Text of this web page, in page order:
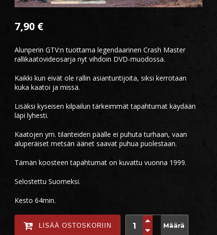
7,90 €
Alunperin GTV:n tuottama legendaarinen Crash Master
rallikaatovideosarja nyt vihdoin DVD-muodossa.
Kaikki kun eivät ole rallin asiantuntijoita, siksi kerrotaan
kuka kaatoi ja missä.
Lisäksi kyseisen kilpailun tärkeimmät tapahtumat käydään
läpi lyhesti.
Kaatojen ym. tilanteiden päälle ei puhuta turhaan, vaan
aluperäiset metsän äänet saavat puhua puolestaan.
Tämän koosteen tapahtumat on kuvattu vuonna 1999.
Selostettu Suomeksi.
Kesto 64min.
Määrä
LISÄÄ OSTOSKORIIN